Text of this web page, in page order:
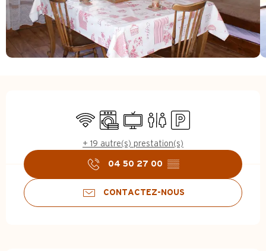
Ouverture et coordonnées
WiFi Lave lingeTélévisionToilettesParking
+ 19 autre(s) prestation(s)
04 50 27 00 ▒▒
CONTACTEZ-NOUS